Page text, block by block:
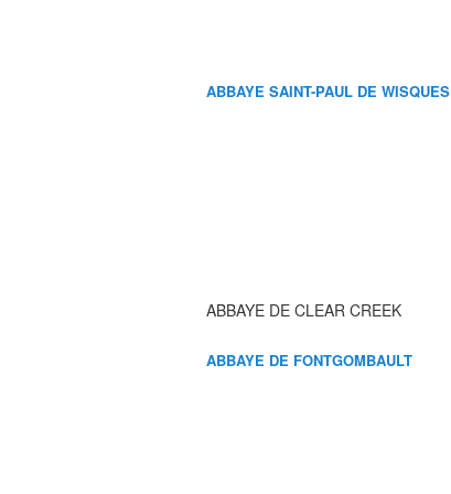
ABBAYE SAINT-PAUL DE WISQUES
ABBAYE DE CLEAR CREEK
ABBAYE DE FONTGOMBAULT